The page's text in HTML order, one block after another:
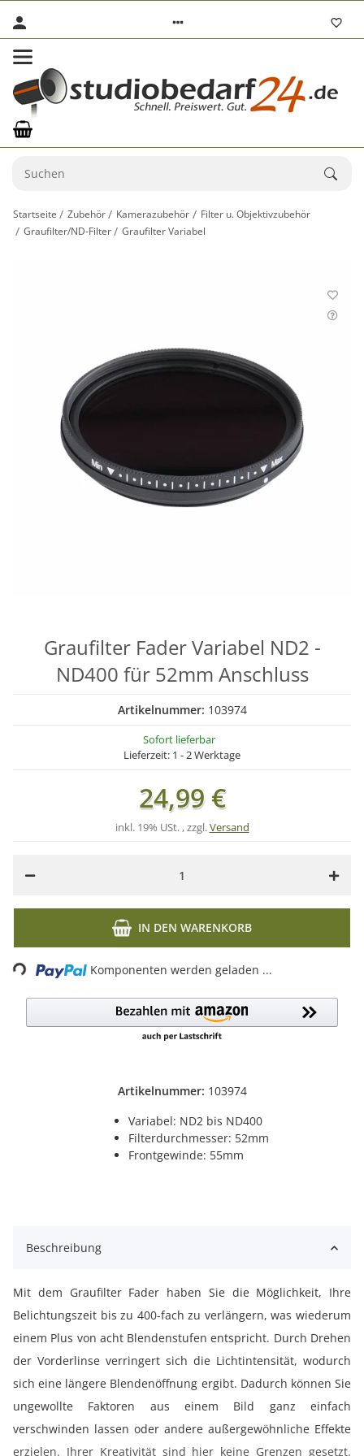
Startseite Zubehör Kamerazubehör
Filter u. Objektivzubehör
Graufilter/ND-Filter
Graufilter Variabel
Artikelnummer: 103974
Variabel: ND2 bis ND400
Filterdurchmesser: 52mm
Frontgewinde: 55mm
Graufilter Fader Variabel ND2 -
ND400 für 52mm Anschluss
Artikelnummer: 103974
Sofort lieferbar
Lieferzeit: 1 - 2 Werktage
24,99 €
inkl. 19% USt. , zzgl.Versand
IN DEN WARENKORB
Loading... Komponenten werden geladen ...
Beschreibung
Mit dem Graufilter Fader haben Sie die Möglichkeit, Ihre
Belichtungszeit bis zu 400-fach zu verlängern, was wiederum
einem Plus von acht Blendenstufen entspricht. Durch Drehen
der Vorderlinse verringert sich die Lichtintensität, wodurch
sich eine längere Blendenöffnung ergibt. Dadurch können Sie
ungewollte Faktoren aus einem Bild ganz einfach
verschwinden lassen oder andere außergewöhnliche Effekte
erzielen. Ihrer Kreativität sind hier keine Grenzen gesetzt.